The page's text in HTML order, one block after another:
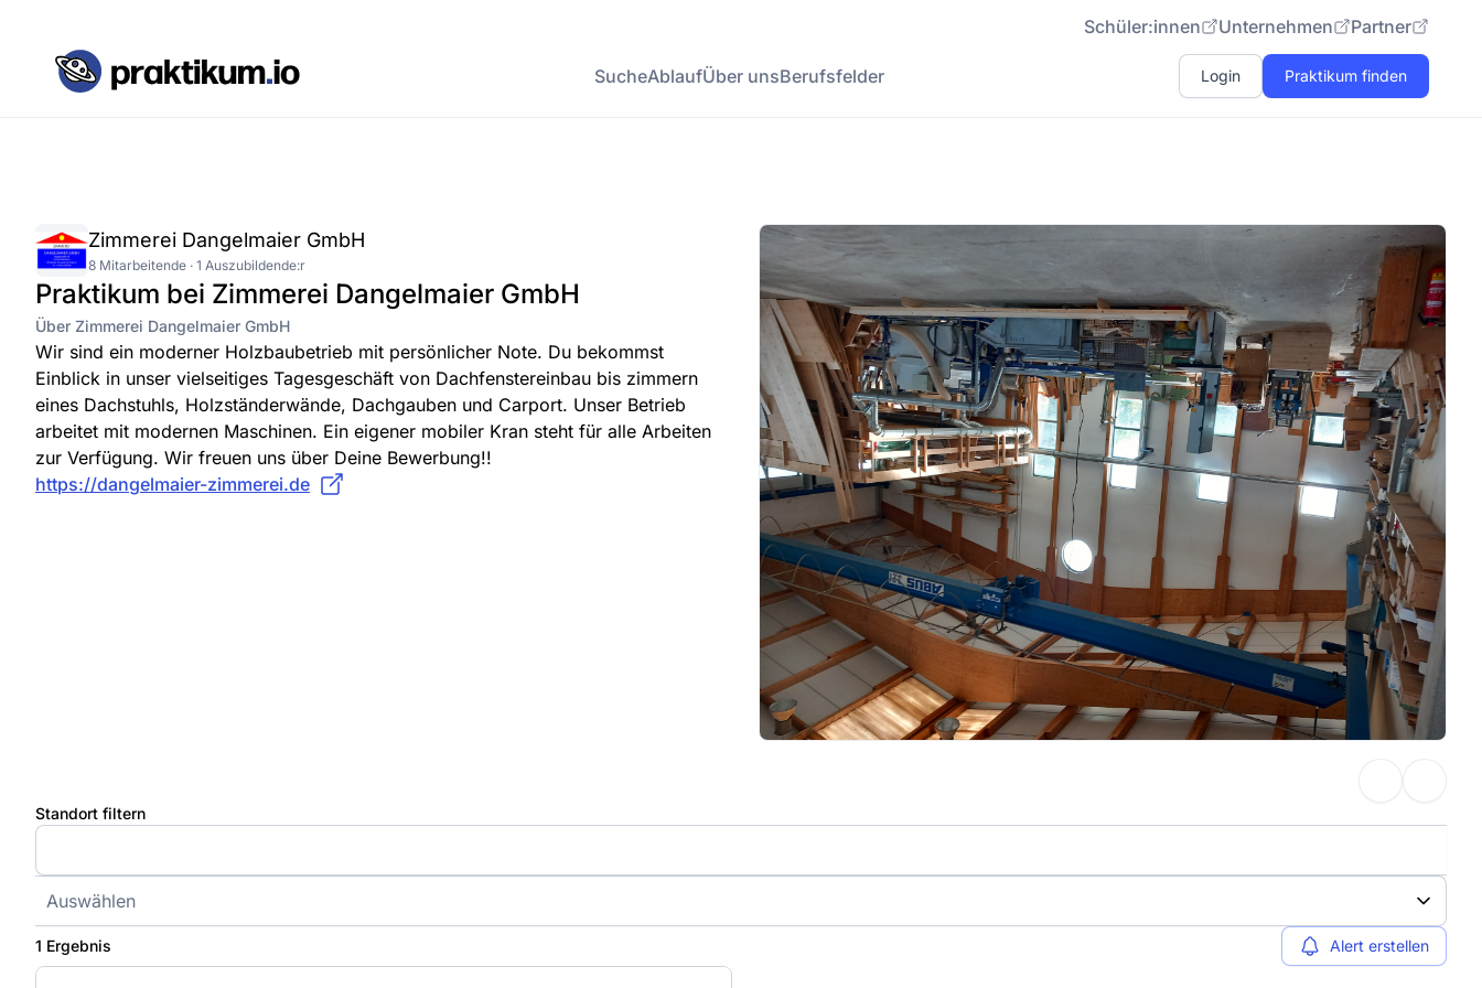
Schüler:innen Unternehmen Partner
SucheAblaufÜber unsBerufsfelder Login Praktikum finden
Zimmerei Dangelmaier GmbH
8 Mitarbeitende · 1 Auszubildende:r
Praktikum bei Zimmerei Dangelmaier GmbH
Über Zimmerei Dangelmaier GmbH
Wir sind ein moderner Holzbaubetrieb mit persönlicher Note. Du bekommst
Einblick in unser vielseitiges Tagesgeschäft von Dachfenstereinbau bis zimmern
eines Dachstuhls, Holzständerwände, Dachgauben und Carport. Unser Betrieb
arbeitet mit modernen Maschinen. Ein eigener mobiler Kran steht für alle Arbeiten
zur Verfügung. Wir freuen uns über Deine Bewerbung!!
https://dangelmaier-zimmerei.de
Standort filtern
Auswählen
1 Ergebnis Alert erstellen